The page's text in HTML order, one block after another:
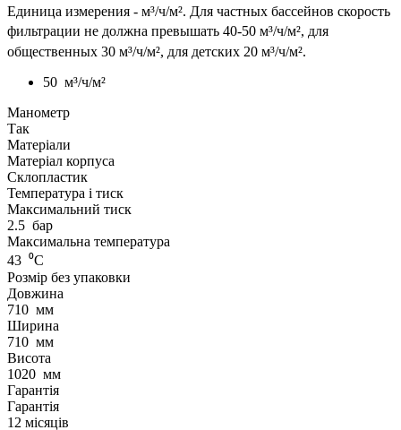
Единица измерения - м³/ч/м². Для частных бассейнов скорость
фильтрации не должна превышать 40-50 м³/ч/м², для
общественных 30 м³/ч/м², для детских 20 м³/ч/м².
50 м³/ч/м²
Манометр
Так
Матеріали
Матеріал корпуса
Склопластик
Температура і тиск
Максимальний тиск
2.5 бар
Максимальна температура
43 ⁰С
Розмір без упаковки
Довжина
710 мм
Ширина
710 мм
Висота
1020 мм
Гарантія
Гарантія
12 місяців